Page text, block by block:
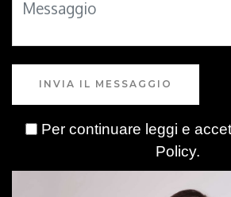
INVIA IL MESSAGGIO
Per continuare leggi e
Policy.